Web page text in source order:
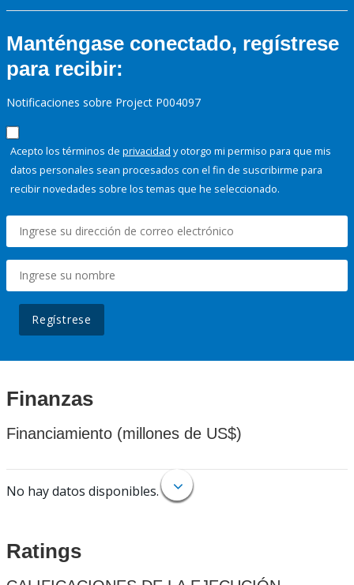
Manténgase conectado, regístrese
para recibir:
Notificaciones sobre Project P004097
Acepto los términos de privacidad y otorgo mi permiso para que mis
datos personales sean procesados con el fin de suscribirme para
recibir novedades sobre los temas que he seleccionado.
Regístrese
Finanzas
Financiamiento (millones de US$)
No hay datos disponibles.
Ratings